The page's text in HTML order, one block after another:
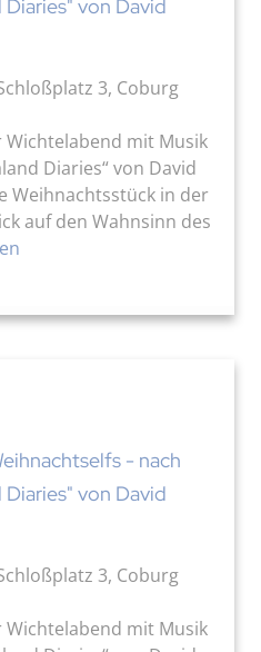
von David
3, Coburg
mit Musik
Diaries“ von David
Weihnachtsstück in der
auf den Wahnsinn des
- nach
von David
3, Coburg
mit Musik